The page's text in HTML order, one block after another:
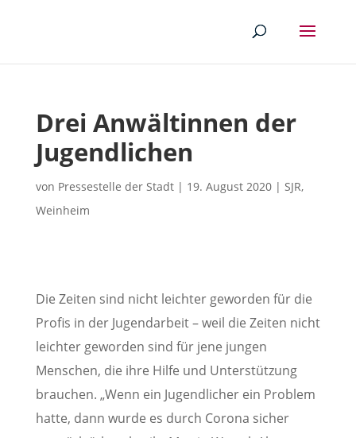
Drei Anwältinnen der
Jugendlichen
von Pressestelle der Stadt| 19. August 2020| SJR,
Weinheim
Die Zeiten sind nicht leichter geworden für die
Profis in der Jugendarbeit – weil die Zeiten nicht
leichter geworden sind für jene jungen
Menschen, die ihre Hilfe und Unterstützung
brauchen. „Wenn ein Jugendlicher ein Problem
hatte, dann wurde es durch Corona sicher